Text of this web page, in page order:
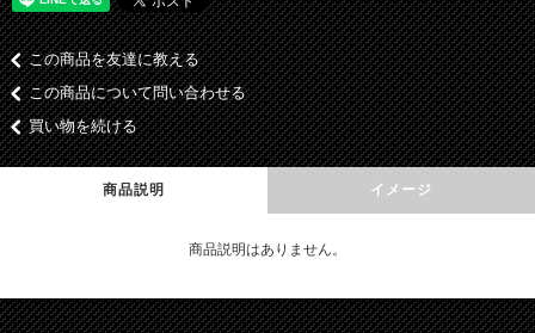
この商品を友達に教える
この商品について問い合わせる
買い物を続ける
商品説明 イメージ
商品説明はありません。